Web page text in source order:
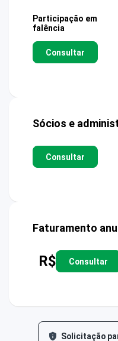
Participação em
falência
Consultar
Sócios e
Consultar
Faturamento
R$ Consultar
Solicitação